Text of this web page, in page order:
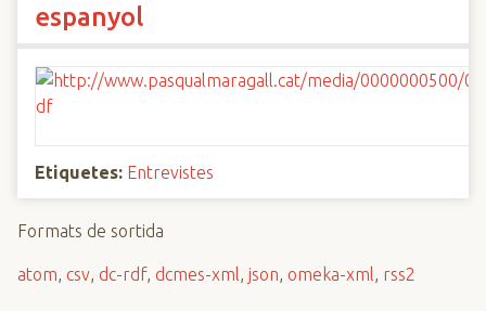
espanyol
Etiquetes: Entrevistes
Formats de sortida
atom, csv, dc-rdf, dcmes-xml, json, omeka-xml, rss2